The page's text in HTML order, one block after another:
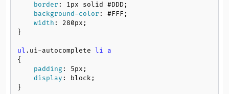
border : 1px solid #DDD;
background-color : #FFF ;
width : 280px ;
}
ul.ui-autocomplete li
a
{
padding : 5px ;
display : block;
}